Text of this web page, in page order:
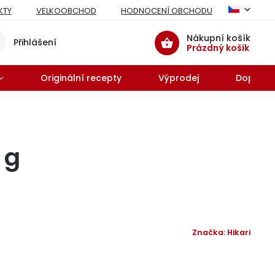
VELKOOBCHOD HODNOCENÍ OBCHODU
Nákupní košík
Prázdný košík
Přihlášení
Originální recepty Výprodej
Značka: Hikari